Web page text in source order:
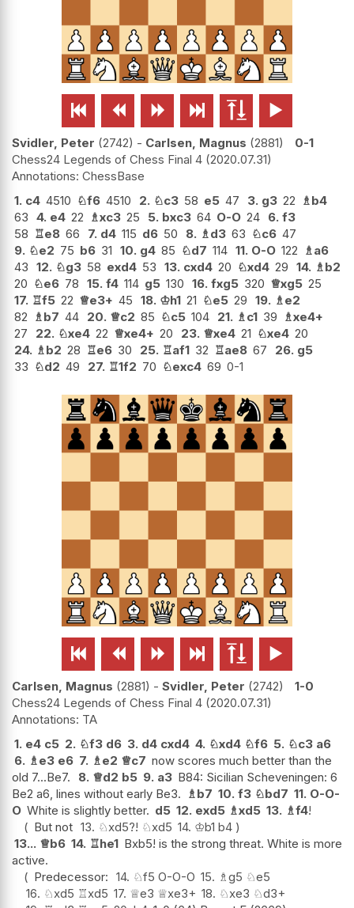
     
Svidler, Peter 2742 - Carlsen, Magnus 2881
0-1
Chess24 Legends of Chess Final 4 2020.07.31
ChessBase
1. c4 4510 ♘f6 4510 2. ♘c3 58 e5 47 3. g3 22 ♗b4
63 4. e4 22 ♗xc3 25 5. bxc3 64 O-O 24 6. f3
58 ♖e8 66 7. d4 115 d6 50 8. ♗d3 63 ♘c6 47
9. ♘e2 75 b6 31 10. g4 85 ♘d7 114 11. O-O 122 ♗a6
43 12. ♘g3 58 exd4 53 13. cxd4 20 ♘xd4 29 14. ♗b2
20 ♘e6 78 15. f4 114 g5 130 16. fxg5 320 ♕xg5 25
17. ♖f5 22 ♕e3+ 45 18. ♔h1 21 ♘e5 29 19. ♗e2
82 ♗b7 44 20. ♕c2 85 ♘c5 104 21. ♗c1 39 ♗xe4+
27
22. ♘xe4 22 ♕xe4+ 20 23. ♕xe4 21 ♘xe4 20
24. ♗b2 28 ♖e6 30 25. ♖af1 32 ♖ae8 67 26. g5
33 ♘d2 49 27. ♖1f2 70 ♘exc4 69 0-1
     
Carlsen, Magnus 2881 - Svidler, Peter 2742
1-0
Chess24 Legends of Chess Final 4 2020.07.31
TA
1. e4 c5 2. ♘f3 d6 3. d4 cxd4 4. ♘xd4 ♘f6 5. ♘c3 a6
6. ♗ e3 e6 7. ♗ e2 ♕c7 now scores much better than the
old 7...Be7.
8. ♕d2 b5 9. a3 B84: Sicilian Scheveningen: 6
Be2 a6, lines without early Be3.
♗ b7 10. f3 ♘bd7 11. O-O-
O White is slightly better. d5 12. exd5 ♗xd5 13. ♗f4!
But not 13. ♘xd5?! ♘xd5 14. ♔b1 b4
13... ♕b6 14. ♖he1 Bxb5! is the strong threat. White is more
active.
Predecessor: 14. ♘f5 O-O-O 15. ♗g5 ♘e5
16. ♘xd5 ♖xd5 17. ♕e3 ♕xe3+ 18. ♘xe3 ♘d3+